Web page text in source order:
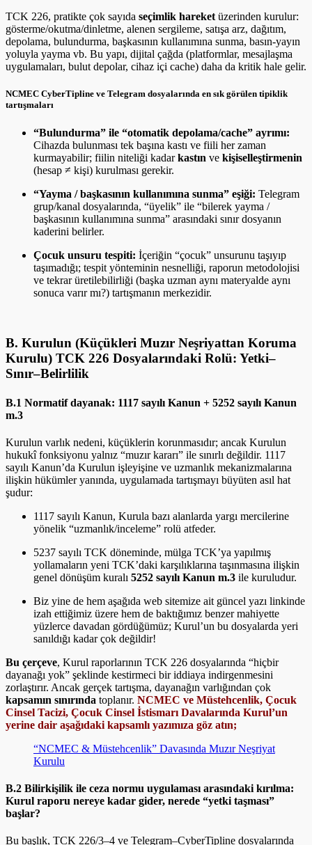
TCK 226, pratikte çok sayıda seçimlik hareket üzerinden kurulur:
gösterme/okutma/dinletme, alenen sergileme, satışa arz, dağıtım,
depolama, bulundurma, başkasının kullanımına sunma, basın-yayın
yoluyla yayma vb. Bu yapı, dijital çağda (platformlar, mesajlaşma
uygulamaları, bulut depolar, cihaz içi cache) daha da kritik hale gelir.
NCMEC CyberTipline ve Telegram dosyalarında en sık görülen tipiklik
tartışmaları
“Bulundurma” ile “otomatik depolama/cache” ayrımı:
Cihazda bulunması tek başına kastı ve fiili her zaman
kurmayabilir; fiilin niteliği kadarkastın ve kişiselleştirmenin
(hesap ≠ kişi) kurulması gerekir.
“Yayma / başkasının kullanımına sunma” eşiği: Telegram
grup/kanal dosyalarında, “üyelik” ile “bilerek yayma /
başkasının kullanımına sunma” arasındaki sınır dosyanın
kaderini belirler.
Çocuk unsuru tespiti: İçeriğin “çocuk” unsurunu taşıyıp
taşımadığı; tespit yönteminin nesnelliği, raporun metodolojisi
ve tekrar üretilebilirliği (başka uzman aynı materyalde aynı
sonuca varır mı?) tartışmanın merkezidir.
B. Kurulun (Küçükleri Muzır Neşriyattan Koruma
Kurulu) TCK 226 Dosyalarındaki Rolü: Yetki–
Sınır–Belirlilik
B.1 Normatif dayanak: 1117 sayılı Kanun + 5252 sayılı Kanun
m.3
Kurulun varlık nedeni, küçüklerin korunmasıdır; ancak Kurulun
hukukî fonksiyonu yalnız “muzır kararı” ile sınırlı değildir. 1117
sayılı Kanun’da Kurulun işleyişine ve uzmanlık mekanizmalarına
ilişkin hükümler yanında, uygulamada tartışmayı büyüten asıl hat
şudur:
1117 sayılı Kanun, Kurula bazı alanlarda yargı mercilerine
yönelik “uzmanlık/inceleme” rolü atfeder.
5237 sayılı TCK döneminde, mülga TCK’ya yapılmış
yollamaların yeni TCK’daki karşılıklarına taşınmasına ilişkin
genel dönüşüm kuralı 5252 sayılı Kanun m.3 ile kuruludur.
Biz yine de hem aşağıda web sitemize ait güncel yazı linkinde
izah ettiğimiz üzere hem de baktığımız benzer mahiyette
yüzlerce davadan gördüğümüz; Kurul’un bu dosyalarda yeri
sanıldığı kadar çok değildir!
Bu çerçeve, Kurul raporlarının TCK 226 dosyalarında “hiçbir
dayanağı yok” şeklinde kestirmeci bir iddiaya indirgenmesini
zorlaştırır. Ancak gerçek tartışma, dayanağın varlığından çok
kapsamın sınırında toplanır. NCMEC ve Müstehcenlik, Çocuk
Cinsel Tacizi, Çocuk Cinsel İstismarı Davalarında Kurul’un
yerine dair aşağıdaki kapsamlı yazımıza göz atın;
“NCMEC & Müstehcenlik” Davasında Muzır Neşriyat
Kurulu
B.2 Bilirkişilik ile ceza normu uygulaması arasındaki kırılma:
Kurul raporu nereye kadar gider, nerede “yetki taşması”
başlar?
Bu başlık, TCK 226/3–4 ve Telegram–CyberTipline dosyalarında